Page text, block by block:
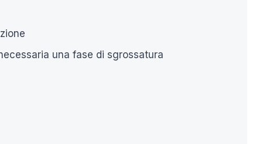
una fase di sgrossatura